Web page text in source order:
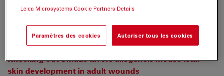
Alexander A Akerberg, Scott Stewart, Kryn Stankunas
(2014)
PloS one 9 (3) p. e92217
Knocking out Smad3 favors allogeneic mouse fetal
skin development in adult wounds
Leica Microsystems Cookie Partners Details
Paramètres des cookies Autoriser tous les cookies